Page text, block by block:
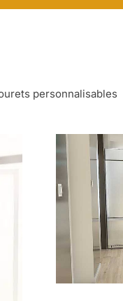
personnalisables